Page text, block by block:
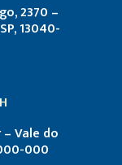
2370 –
13040-
– Vale do
000